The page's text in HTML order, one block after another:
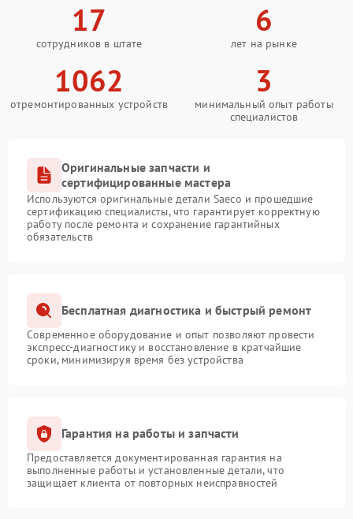
17
сотрудников в штате
6
лет на рынке
1062
отремонтированных устройств
3
минимальный опыт работы
специалистов
Оригинальные запчасти и
сертифицированные мастера
Используются оригинальные детали Saeco и прошедшие
сертификацию специалисты, что гарантирует корректную
работу после ремонта и сохранение гарантийных
обязательств
Бесплатная диагностика и быстрый ремонт
Современное оборудование и опыт позволяют провести
экспресс-диагностику и восстановление в кратчайшие
сроки, минимизируя время без устройства
Гарантия на работы и запчасти
Предоставляется документированная гарантия на
выполненные работы и установленные детали, что
защищает клиента от повторных неисправностей